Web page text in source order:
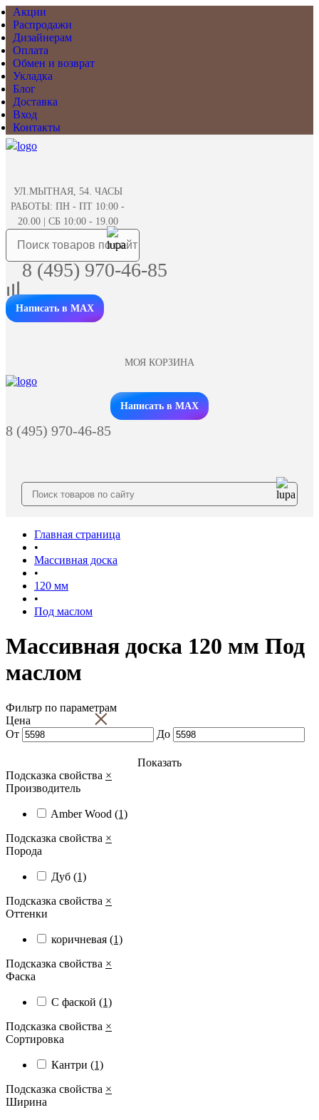
Акции
Распродажи
Дизайнерам
Оплата
Обмен и возврат
Укладка
Блог
Доставка
Вход
Контакты
УЛ.МЫТНАЯ, 54. ЧАСЫ
РАБОТЫ: ПН - ПТ 10:00 -
20.00 | СБ 10:00 - 19.00
8 (495) 970-46-85
Написать в MAX
МОЯ КОРЗИНА
Заказать звонок
Написать в MAX
8 (495) 970-46-85
Главная страница
•
Массивная доска
•
120 мм
•
Под маслом
Массивная доска 120 мм Под
маслом
Фильтр по параметрам
×
Цена
От
До
Показать
Подсказка свойства ×
Производитель
Amber Wood (1)
Подсказка свойства ×
Порода
Дуб (1)
Подсказка свойства ×
Оттенки
коричневая (1)
Подсказка свойства ×
Фаска
С фаской (1)
Подсказка свойства ×
Сортировка
Кантри (1)
Подсказка свойства ×
Ширина